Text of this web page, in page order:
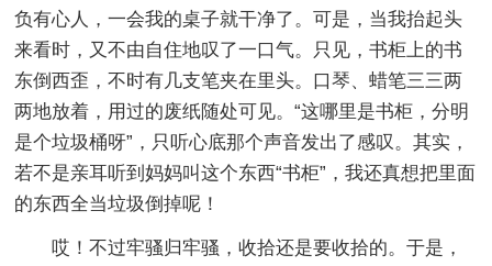
负有心人，一会我的桌子就干净了。可是，当我抬起头
来看时，又不由自住地叹了一口气。只见，书柜上的书
东倒西歪，不时有几支笔夹在里头。口琴、蜡笔三三两
两地放着，用过的废纸随处可见。“这哪里是书柜，分明
是个垃圾桶呀”，只听心底那个声音发出了感叹。其实，
若不是亲耳听到妈妈叫这个东西“书柜”，我还真想把里面
的东西全当垃圾倒掉呢！
哎！不过牢骚归牢骚，收拾还是要收拾的。于是，